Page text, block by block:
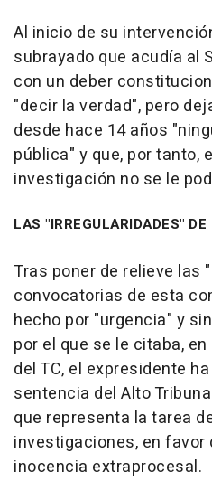
Al inicio de su
subrayado que acudía al
con un deber
"decir la verdad", pero
desde hace 14 años
pública" y que, por tanto,
investigación no se le
LAS "IRREGULARIDADES"
Tras poner de relieve las
convocatorias de esta
hecho por "urgencia" y
por el que se le citaba,
del TC, el expresidente
sentencia del Alto
que representa la tarea
investigaciones, en favor
inocencia extraprocesal.